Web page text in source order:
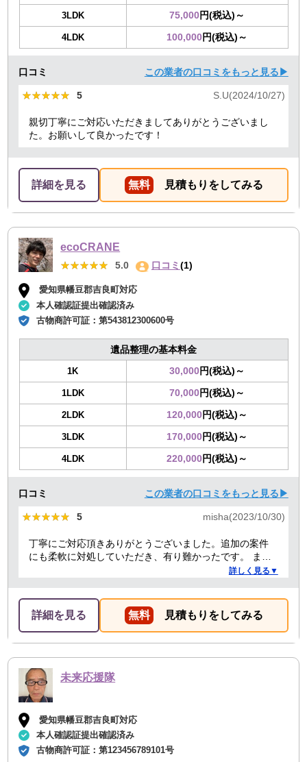
3LDK 75,000円(税込)～
4LDK 100,000円(税込)～
口コミ この業者の口コミをもっと見る▶
★★★★★
★★★★★ 5 S.U(2024/10/27)
親切丁寧にご対応いただきましてありがとうございまし
た。お願いして良かったです！
詳細を見る 無料 見積もりをしてみる
ecoCRANE
★★★★★
★★★★★ 5.0 口コミ(1)
愛知県幡豆郡吉良町対応
本人確認証提出確認済み
古物商許可証：第543812300600号
遺品整理の基本料金
1K 30,000円(税込)～
1LDK 70,000円(税込)～
2LDK 120,000円(税込)～
3LDK 170,000円(税込)～
4LDK 220,000円(税込)～
口コミ この業者の口コミをもっと見る▶
★★★★★
★★★★★ 5 misha(2023/10/30)
丁寧にご対応頂きありがとうございました。追加の案件
にも柔軟に対処していただき、有り難かったです。 また
何かありましたらぜひよろしくお願いします。詳しく見る▼
詳細を見る 無料 見積もりをしてみる
未来応援隊
愛知県幡豆郡吉良町対応
本人確認証提出確認済み
古物商許可証：第123456789101号